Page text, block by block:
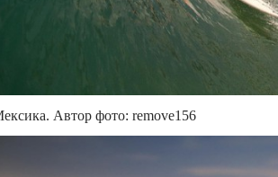
Автор фото: remove156